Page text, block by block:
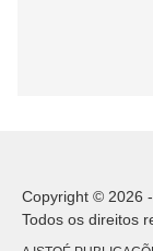
Copyright © 2026
Todos os direitos